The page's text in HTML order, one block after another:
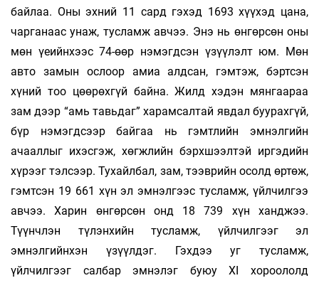
байлаа. Оны эхний 11 сард гэхэд 1693 хүүхэд цана,
чарганаас унаж, тусламж авчээ. Энэ нь өнгөрсөн оны
мөн үеийнхээс 74-өөр нэмэгдсэн үзүүлэлт юм. Мөн
авто замын ослоор амиа алдсан, гэмтэж, бэртсэн
хүний тоо цөөрөхгүй байна. Жилд хэдэн мянгаараа
зам дээр “амь тавьдаг” харамсалтай явдал буурахгүй,
бүр нэмэгдсээр байгаа нь гэмтлийн эмнэлгийн
ачааллыг ихэсгэж, хөгжлийн бэрхшээлтэй иргэдийн
хүрээг тэлсээр. Тухайлбал, зам, тээврийн осолд өртөж,
гэмтсэн 19 661 хүн эл эмнэлгээс тусламж, үйлчилгээ
авчээ. Харин өнгөрсөн онд 18 739 хүн ханджээ.
Түүнчлэн түлэнхийн тусламж, үйлчилгээг эл
эмнэлгийнхэн үзүүлдэг. Гэхдээ уг тусламж,
үйлчилгээг салбар эмнэлэг буюу XI хороололд